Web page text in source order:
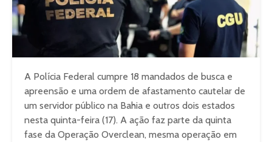
A Polícia Federal cumpre 18 mandados de busca e
apreensão e uma ordem de afastamento cautelar de
um servidor público na Bahia e outros dois estados
nesta quinta-feira (17). A ação faz parte da quinta
fase da Operação Overclean, mesma operação em